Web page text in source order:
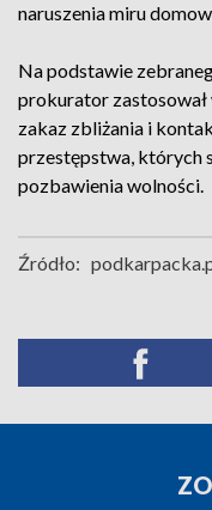
naruszenia miru
Na podstawie
prokurator
zakaz zbliżania i
przestępstwa, których
pozbawienia wolności.
Źródło: